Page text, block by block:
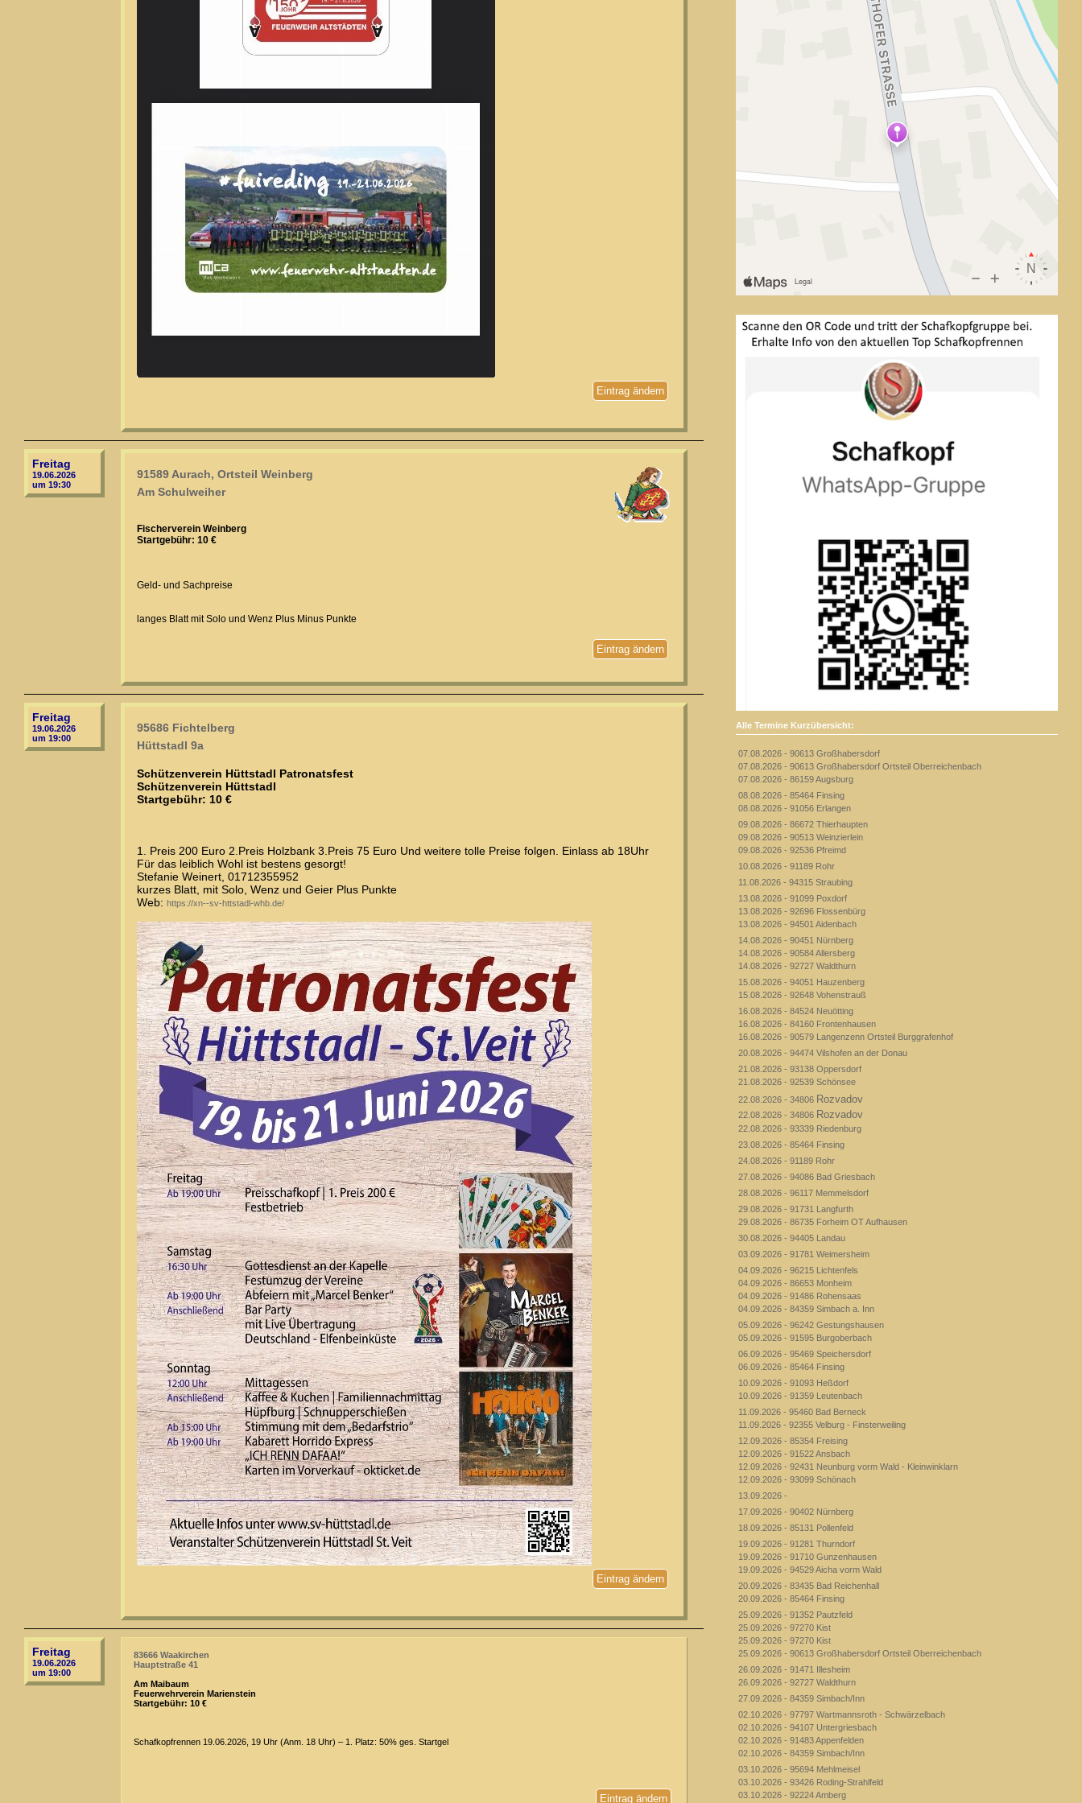
Eintrag ändern
Freitag
19.06.2026
um 19:30
91589 Aurach, Ortsteil Weinberg
Am Schulweiher
Fischerverein Weinberg
Startgebühr: 10 €
Geld- und Sachpreise
langes Blatt mit Solo und Wenz Plus Minus Punkte
Eintrag ändern
Freitag
19.06.2026
um 19:00
95686 Fichtelberg
Hüttstadl 9a
Schützenverein Hüttstadl Patronatsfest
Schützenverein Hüttstadl
Startgebühr: 10 €
1. Preis 200 Euro 2.Preis Holzbank 3.Preis 75 Euro Und weitere tolle Preise folgen. Einlass ab 18Uhr
Für das leiblich Wohl ist bestens gesorgt!
Stefanie Weinert, 01712355952
kurzes Blatt, mit Solo, Wenz und Geier Plus Punkte
Web: https://xn--sv-httstadl-whb.de/
Eintrag ändern
Freitag
19.06.2026
um 19:00
83666 Waakirchen
Hauptstraße 41
Am Maibaum
Feuerwehrverein Marienstein
Startgebühr: 10 €
Schafkopfrennen 19.06.2026, 19 Uhr (Anm. 18 Uhr) – 1. Platz: 50% ges. Startgel
Eintrag ändern
Alle Termine Kurzübersicht:
07.08.2026 - 90613 Großhabersdorf
07.08.2026 - 90613 Großhabersdorf Ortsteil Oberreichenbach
07.08.2026 - 86159 Augsburg
08.08.2026 - 85464 Finsing
08.08.2026 - 91056 Erlangen
09.08.2026 - 86672 Thierhaupten
09.08.2026 - 90513 Weinzierlein
09.08.2026 - 92536 Pfreimd
10.08.2026 - 91189 Rohr
11.08.2026 - 94315 Straubing
13.08.2026 - 91099 Poxdorf
13.08.2026 - 92696 Flossenbürg
13.08.2026 - 94501 Aidenbach
14.08.2026 - 90451 Nürnberg
14.08.2026 - 90584 Allersberg
14.08.2026 - 92727 Waldthurn
15.08.2026 - 94051 Hauzenberg
15.08.2026 - 92648 Vohenstrauß
16.08.2026 - 84524 Neuötting
16.08.2026 - 84160 Frontenhausen
16.08.2026 - 90579 Langenzenn Ortsteil Burggrafenhof
20.08.2026 - 94474 Vilshofen an der Donau
21.08.2026 - 93138 Oppersdorf
21.08.2026 - 92539 Schönsee
22.08.2026 - 34806 Rozvadov
22.08.2026 - 34806 Rozvadov
22.08.2026 - 93339 Riedenburg
23.08.2026 - 85464 Finsing
24.08.2026 - 91189 Rohr
27.08.2026 - 94086 Bad Griesbach
28.08.2026 - 96117 Memmelsdorf
29.08.2026 - 91731 Langfurth
29.08.2026 - 86735 Forheim OT Aufhausen
30.08.2026 - 94405 Landau
03.09.2026 - 91781 Weimersheim
04.09.2026 - 96215 Lichtenfels
04.09.2026 - 86653 Monheim
04.09.2026 - 91486 Rohensaas
04.09.2026 - 84359 Simbach a. Inn
05.09.2026 - 96242 Gestungshausen
05.09.2026 - 91595 Burgoberbach
06.09.2026 - 95469 Speichersdorf
06.09.2026 - 85464 Finsing
10.09.2026 - 91093 Heßdorf
10.09.2026 - 91359 Leutenbach
11.09.2026 - 95460 Bad Berneck
11.09.2026 - 92355 Velburg - Finsterweiling
12.09.2026 - 85354 Freising
12.09.2026 - 91522 Ansbach
12.09.2026 - 92431 Neunburg vorm Wald - Kleinwinklarn
12.09.2026 - 93099 Schönach
13.09.2026 -
17.09.2026 - 90402 Nürnberg
18.09.2026 - 85131 Pollenfeld
19.09.2026 - 91281 Thurndorf
19.09.2026 - 91710 Gunzenhausen
19.09.2026 - 94529 Aicha vorm Wald
20.09.2026 - 83435 Bad Reichenhall
20.09.2026 - 85464 Finsing
25.09.2026 - 91352 Pautzfeld
25.09.2026 - 97270 Kist
25.09.2026 - 97270 Kist
25.09.2026 - 90613 Großhabersdorf Ortsteil Oberreichenbach
26.09.2026 - 91471 Illesheim
26.09.2026 - 92727 Waldthurn
27.09.2026 - 84359 Simbach/Inn
02.10.2026 - 97797 Wartmannsroth - Schwärzelbach
02.10.2026 - 94107 Untergriesbach
02.10.2026 - 91483 Appenfelden
02.10.2026 - 84359 Simbach/Inn
03.10.2026 - 95694 Mehlmeisel
03.10.2026 - 93426 Roding-Strahlfeld
03.10.2026 - 92224 Amberg